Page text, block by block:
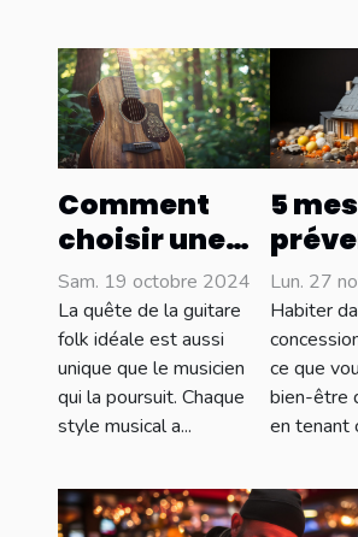
Comment
choisir une
guitare folk
adaptée à
votre style
musical
Sam. 19 octobre 2024
La quête de la guitare
folk idéale est aussi
unique que le musicien
qui la poursuit. Chaque
style musical a...
5
pour
les
dans
Lun. 27
Habiter
ce que
bien-être
en tenant